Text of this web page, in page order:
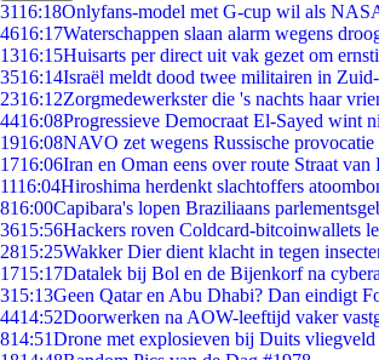
3116:18Onlyfans-model met G-cup wil als
4616:17Waterschappen slaan alarm wegens
1316:15Huisarts per direct uit vak gezet om
3516:14Israël meldt dood twee militairen in
2316:12Zorgmedewerkster die 's nachts haar
4416:08Progressieve Democraat El-Sayed wint
1916:08NAVO zet wegens Russische
1716:06Iran en Oman eens over route Straat
1116:04Hiroshima herdenkt slachtoffers
816:00Capibara's lopen Braziliaans
3615:56Hackers roven Coldcard-bitcoinwallets
2815:25Wakker Dier dient klacht in tegen
1715:17Datalek bij Bol en de Bijenkorf na
315:13Geen Qatar en Abu Dhabi? Dan eindigt
4414:52Doorwerken na AOW-leeftijd vaker
814:51Drone met explosieven bij Duits